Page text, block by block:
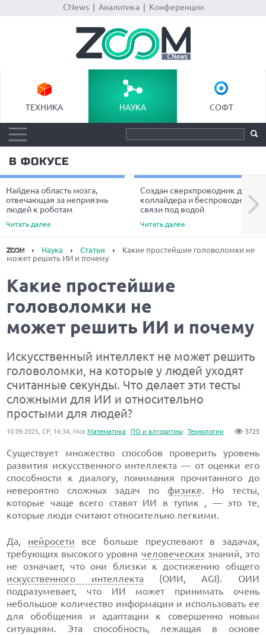
CNews| Аналитика| Конференции
ТЕХНИКА НАУКА СОФТ
В ФОКУСЕ
Найдена область мозга,
отвечающая за неприязнь
людей к роботам
Читать далее
Создан сверхпроводник для
коллайдера и беспроводной
связи под водой
Читать далее
Next
Наука Статьи
Какие простейшие головоломки не
может решить ИИ и почему
Какие простейшие
головоломки не
может решить ИИ и почему
Искусственный интеллект не может решить
головоломки, на которые у людей уходят
считанные секунды. Что делает эти тесты
сложными для ИИ и относительно
простыми для людей?
Математика ПО и алгоритмы Технологии 5725
10.09.2025, СР, 16:34, Мск
Существует множество способов проверить уровень
развития искусственного интеллекта — от оценки его
способности к диалогу, понимания прочитанного до
невероятно сложных задач по физике. Но тесты,
которые чаще всего ставят ИИ в тупик , — это те,
которые люди считают относительно легкими.
Да, нейросети все больше преуспевают в задачах,
требующих высокого уровня человеческихзнаний, это
не означает, что они близки к достижению общего
искусственного интеллекта(ОИИ, AGI). ОИИ
подразумевает, что ИИ может принимать очень
небольшое количество информации и использовать ее
для обобщения и адаптации к совершенно новым
ситуациям. Эта способность, лежащая в основе